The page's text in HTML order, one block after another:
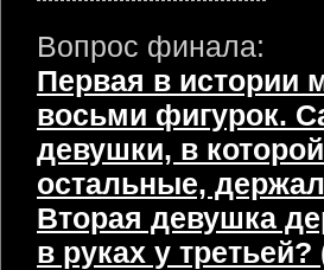
Вопрос финала:
Первая в истории
восьми фигурок.
девушки, в
остальные,
Вторая девушка
в руках у третьей?